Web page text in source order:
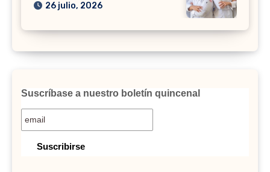
26 julio, 2026
Suscríbase a nuestro boletín quincenal